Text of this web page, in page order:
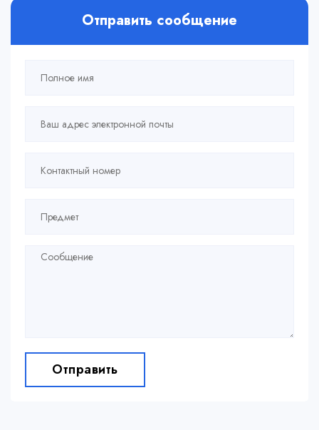
Отправить сообщение
Отправить